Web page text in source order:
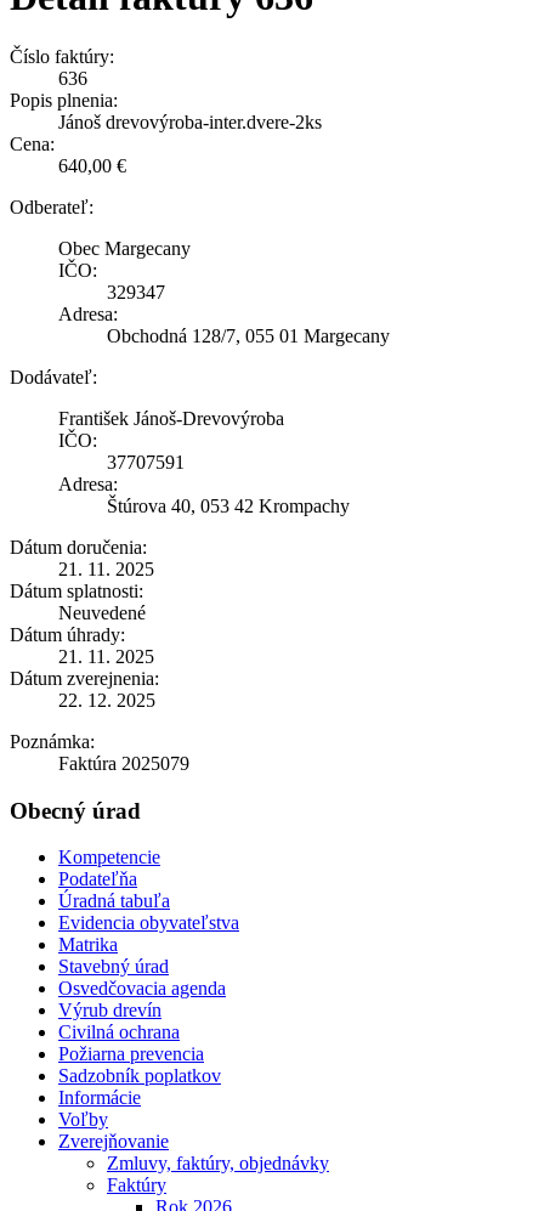
Číslo faktúry:
636
Popis plnenia:
Jánoš drevovýroba-inter.dvere-2ks
Cena:
640,00 €
Odberateľ:
Obec Margecany
IČO:
329347
Adresa:
Obchodná 128/7, 055 01 Margecany
Dodávateľ:
František Jánoš-Drevovýroba
IČO:
37707591
Adresa:
Štúrova 40, 053 42 Krompachy
Dátum doručenia:
21. 11. 2025
Dátum splatnosti:
Neuvedené
Dátum úhrady:
21. 11. 2025
Dátum zverejnenia:
22. 12. 2025
Poznámka:
Faktúra 2025079
Obecný úrad
Kompetencie
Podateľňa
Úradná tabuľa
Evidencia obyvateľstva
Matrika
Stavebný úrad
Osvedčovacia agenda
Výrub drevín
Civilná ochrana
Požiarna prevencia
Sadzobník poplatkov
Informácie
Voľby
Zverejňovanie
Zmluvy, faktúry, objednávky
Faktúry